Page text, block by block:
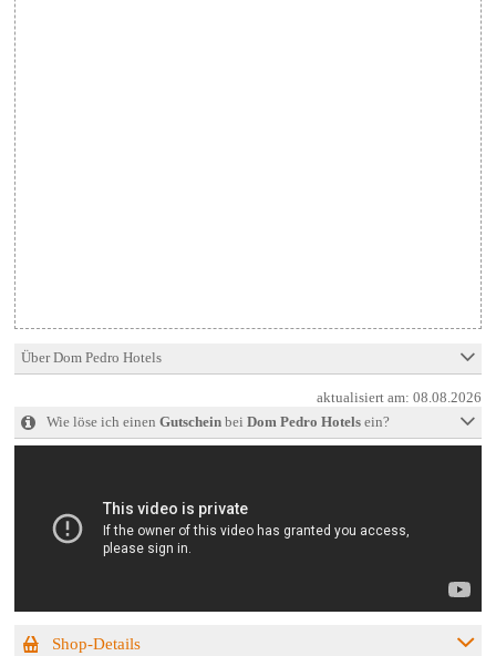
Über Dom Pedro Hotels
aktualisiert am:08.08.2026
Wie löse ich einen Gutscheinbei Dom Pedro Hotelsein?
Shop-Details